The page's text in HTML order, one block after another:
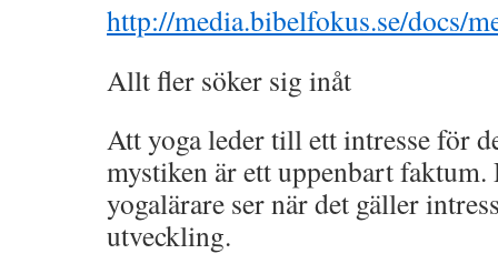
http://media.bibelfokus.se/docs/
Allt fler söker sig inåt
Att yoga leder till ett intresse för
mystiken är ett uppenbart faktum.
yogalärare ser när det gäller
utveckling.